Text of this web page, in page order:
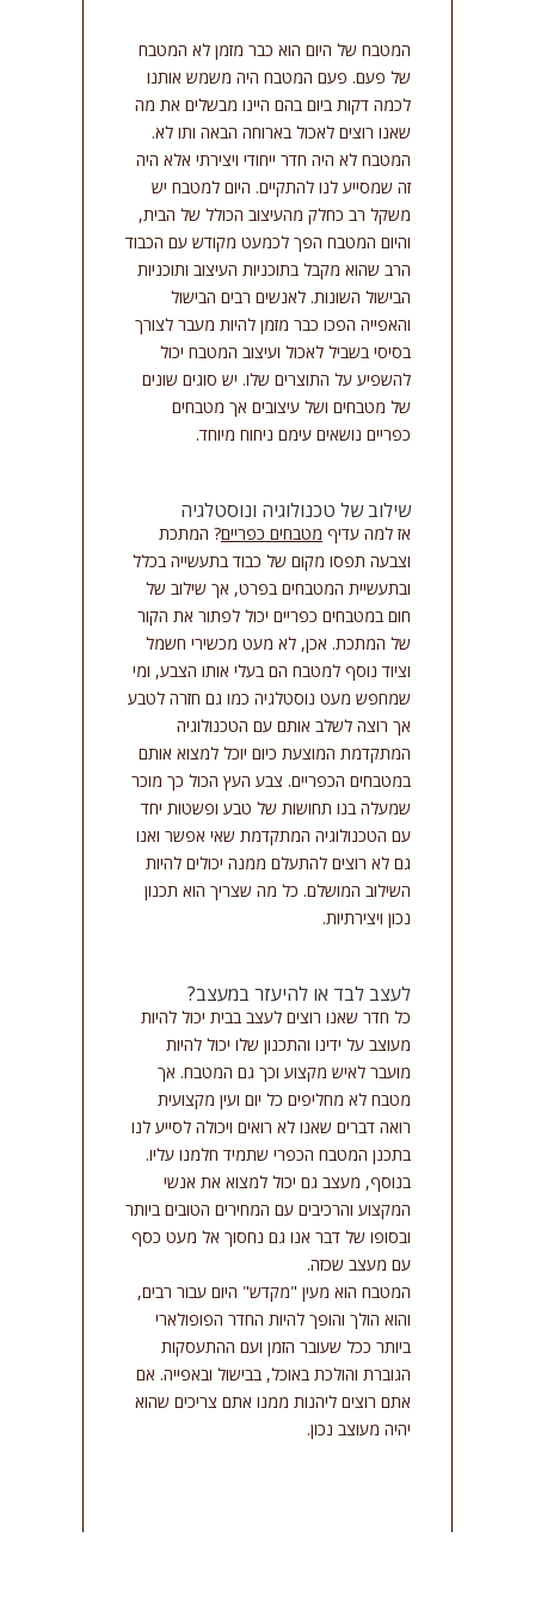
אפס
את
כל
האפשרויות
cached
המטבח של היום הוא כבר מזמן לא המטבח
של פעם. פעם המטבח היה משמש אותנו
לכמה דקות ביום בהם היינו מבשלים את מה
שאנו רוצים לאכול בארוחה הבאה ותו לא.
המטבח לא היה חדר ייחודי ויצירתי אלא היה
זה שמסייע לנו להתקיים. היום למטבח יש
משקל רב כחלק מהעיצוב הכולל של הבית,
והיום המטבח הפך לכמעט מקודש עם הכבוד
הרב שהוא מקבל בתוכניות העיצוב ותוכניות
הבישול השונות. לאנשים רבים הבישול
והאפייה הפכו כבר מזמן להיות מעבר לצורך
בסיסי בשביל לאכול ועיצוב המטבח יכול
להשפיע על התוצרים שלו. יש סוגים שונים
של מטבחים ושל עיצובים אך מטבחים
כפריים נושאים עימם ניחוח מיוחד.
שילוב של טכנולוגיה ונוסטלגיה
אז למה עדיף מטבחים כפריים? המתכת
וצבעה תפסו מקום של כבוד בתעשייה בכלל
ובתעשיית המטבחים בפרט, אך שילוב של
חום במטבחים כפריים יכול לפתור את הקור
של המתכת. אכן, לא מעט מכשירי חשמל
וציוד נוסף למטבח הם בעלי אותו הצבע, ומי
שמחפש מעט נוסטלגיה כמו גם חזרה לטבע
אך רוצה לשלב אותם עם הטכנולוגיה
המתקדמת המוצעת כיום יוכל למצוא אותם
במטבחים הכפריים. צבע העץ הכול כך מוכר
שמעלה בנו תחושות של טבע ופשטות יחד
עם הטכנולוגיה המתקדמת שאי אפשר ואנו
גם לא רוצים להתעלם ממנה יכולים להיות
השילוב המושלם. כל מה שצריך הוא תכנון
נכון ויצירתיות.
לעצב לבד או להיעזר במעצב?
כל חדר שאנו רוצים לעצב בבית יכול להיות
מעוצב על ידינו והתכנון שלו יכול להיות
מועבר לאיש מקצוע וכך גם המטבח. אך
מטבח לא מחליפים כל יום ועין מקצועית
רואה דברים שאנו לא רואים ויכולה לסייע לנו
בתכנן המטבח הכפרי שתמיד חלמנו עליו.
בנוסף, מעצב גם יכול למצוא את אנשי
המקצוע והרכיבים עם המחירים הטובים ביותר
ובסופו של דבר אנו גם נחסוך אל מעט כסף
עם מעצב שכזה.
המטבח הוא מעין "מקדש" היום עבור רבים,
והוא הולך והופך להיות החדר הפופולארי
ביותר ככל שעובר הזמן ועם ההתעסקות
הגוברת והולכת באוכל, בבישול ובאפייה. אם
אתם רוצים ליהנות ממנו אתם צריכים שהוא
יהיה מעוצב נכון.